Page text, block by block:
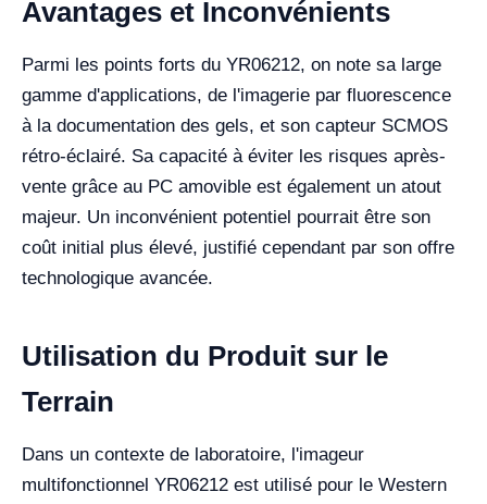
Avantages et Inconvénients
Parmi les points forts du YR06212, on note sa large
gamme d'applications, de l'imagerie par fluorescence
à la documentation des gels, et son capteur SCMOS
rétro-éclairé. Sa capacité à éviter les risques après-
vente grâce au PC amovible est également un atout
majeur. Un inconvénient potentiel pourrait être son
coût initial plus élevé, justifié cependant par son offre
technologique avancée.
Utilisation du Produit sur le
Terrain
Dans un contexte de laboratoire, l'imageur
multifonctionnel YR06212 est utilisé pour le Western